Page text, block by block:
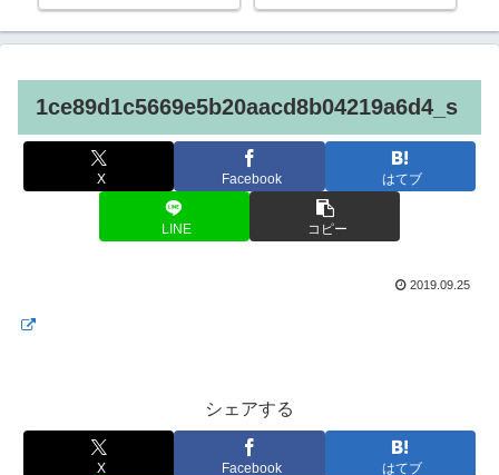
1ce89d1c5669e5b20aacd8b04219a6d4_s
X Facebook はてブ
LINE コピー
2019.09.25
シェアする
X Facebook はてブ